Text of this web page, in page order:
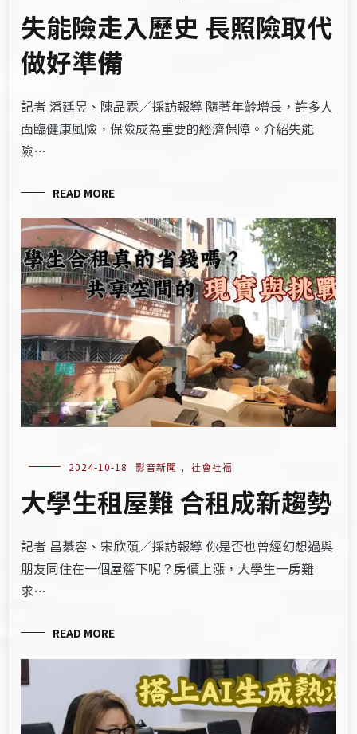
失能險走入歷史 長照險取代
做好準備
記者 潘廷昱、陳品霖／採訪報導 隨著年齡增長，許多人
面臨健康風險，保險成為重要的經濟保障。介紹失能
險…
READ MORE
2024-10-18 影音新聞 , 社會社福
大學生租屋難 合租成新趨勢
記者 昌綦容、宋欣頤／採訪報導 你是否也曾經幻想過與
朋友同住在一個屋簷下呢？房價上漲，大學生一房難
求…
READ MORE